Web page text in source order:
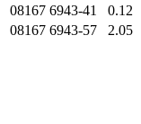
08167 6943-41 0.12
08167 6943-57 2.05